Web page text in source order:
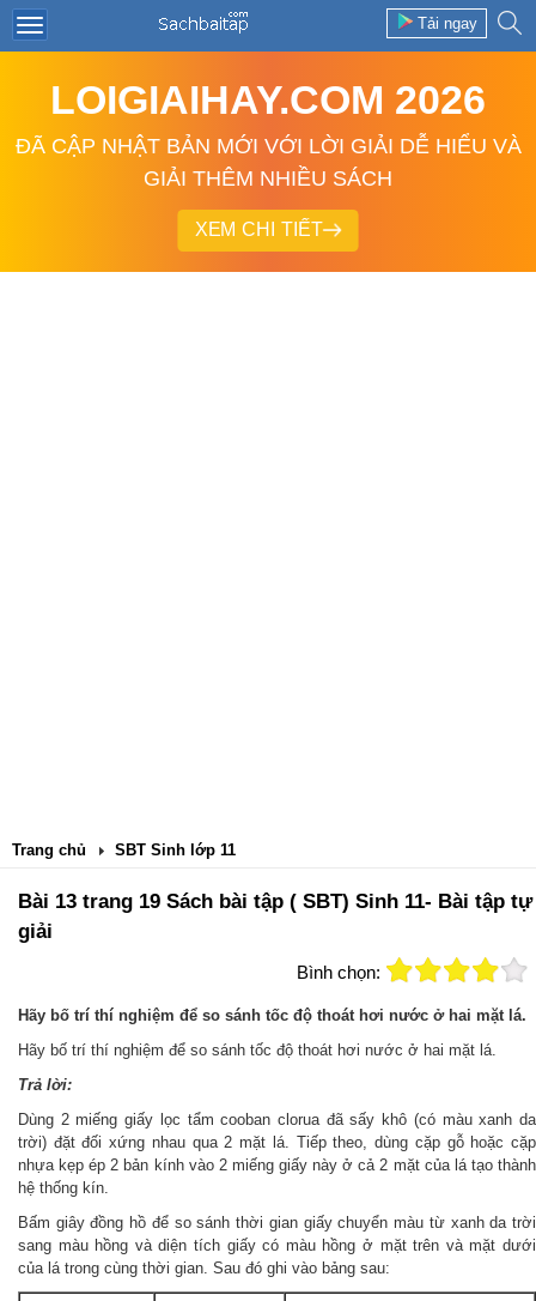
Tải ngay
LOIGIAIHAY.COM 2026
ĐÃ CẬP NHẬT BẢN MỚI VỚI LỜI GIẢI DỄ HIỂU VÀ
GIẢI THÊM NHIỀU SÁCH
XEM CHI TIẾT
Trang chủ SBT Sinh lớp 11
Bài 13 trang 19 Sách bài tập ( SBT) Sinh 11- Bài tập tự
giải
Bình chọn:
Hãy bố trí thí nghiệm để so sánh tốc độ thoát hơi nước ở hai mặt lá.
Hãy bố trí thí nghiệm để so sánh tốc độ thoát hơi nước ở hai mặt lá.
Trả lời:
Dùng 2 miếng giấy lọc tẩm cooban clorua đã sấy khô (có màu xanh da
trời) đặt đối xứng nhau qua 2 mặt lá. Tiếp theo, dùng cặp gỗ hoặc cặp
nhựa kẹp ép 2 bản kính vào 2 miếng giấy này ở cả 2 mặt của lá tạo thành
hệ thống kín.
Bấm giây đồng hồ để so sánh thời gian giấy chuyển màu từ xanh da trời
sang màu hồng và diện tích giấy có màu hồng ở mặt trên và mặt dưới
của lá trong cùng thời gian. Sau đó ghi vào bảng sau: